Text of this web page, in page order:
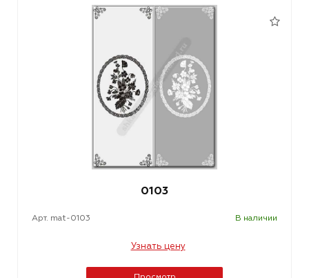
0103
Арт. mat-0103 В наличии
Узнать цену